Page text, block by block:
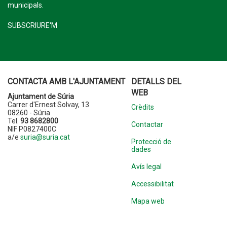
municipals.
SUBSCRIURE'M
CONTACTA AMB L'AJUNTAMENT
Ajuntament de Súria
Carrer d'Ernest Solvay, 13
08260 - Súria
Tel. 93 8682800
NIF P0827400C
a/e suria@suria.cat
DETALLS DEL
WEB
Crèdits
Contactar
Protecció de
dades
Avís legal
Accessibilitat
Mapa web